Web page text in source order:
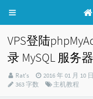
VPS登陆
录 MySQL 服务
博
主：
Rat's
发
布
2016 年 01 月 10 日
363 字数
分
主机教程